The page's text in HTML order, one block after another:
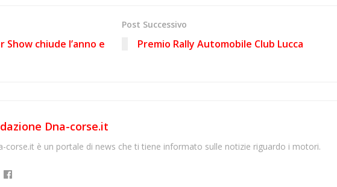
Show chiude l’anno e
Post Successivo
Premio Rally Automobile Club Lucca
Dna-corse.it
corse.it è un portale di news che ti tiene informato sulle notizie riguardo i motori.